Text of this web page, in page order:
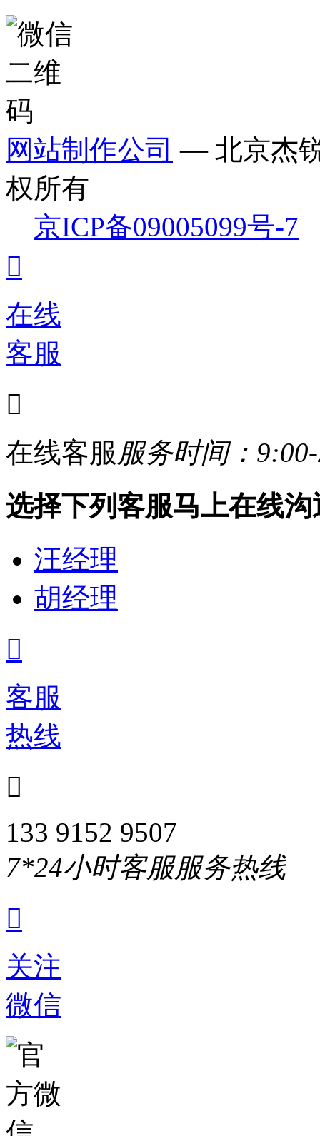
网站制作公司 — 北京杰
权所有
京ICP备09005099号-7

在线
客服

在线客服服务时间：
选择下列客服马上在线沟
汪经理
胡经理

客服
热线

133 9152 9507
7*24小时客服服务热线

关注
微信